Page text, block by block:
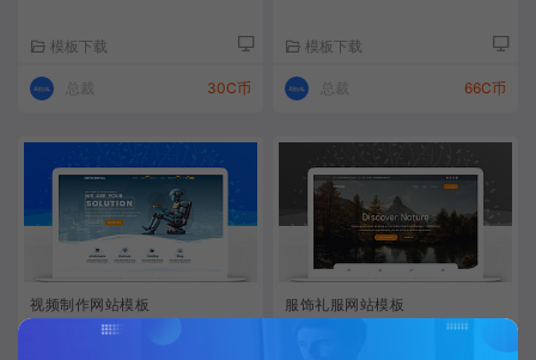
模板下载
总裁 30C币
模板下载
总裁 66C币
视频制作网站模板 服饰礼服网站模板